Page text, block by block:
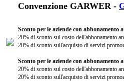
Convenzione GARWER -
Sconto per le aziende con abbonamento
20% di sconto sul costo dell'abbonamento
20% di sconto sull'acquisto di servizi
Sconto per le aziende con abbonamento
20% di sconto sul costo dell'abbonamento
20% di sconto sull'acquisto di servizi